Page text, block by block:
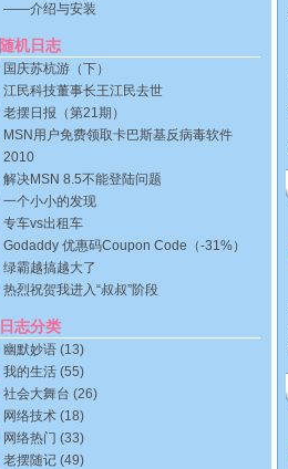
——介绍与安装
随机日志
国庆苏杭游（下）
江民科技董事长王江民去世
老摆日报（第21期）
MSN用户免费领取卡巴斯基反病毒软件
2010
解决MSN 8.5不能登陆问题
一个小小的发现
专车vs出租车
Godaddy 优惠码Coupon Code（-31%）
绿霸越搞越大了
热烈祝贺我进入“叔叔”阶段
日志分类
幽默妙语 (13)
我的生活 (55)
社会大舞台 (26)
网络技术 (18)
网络热门 (33)
老摆随记 (49)